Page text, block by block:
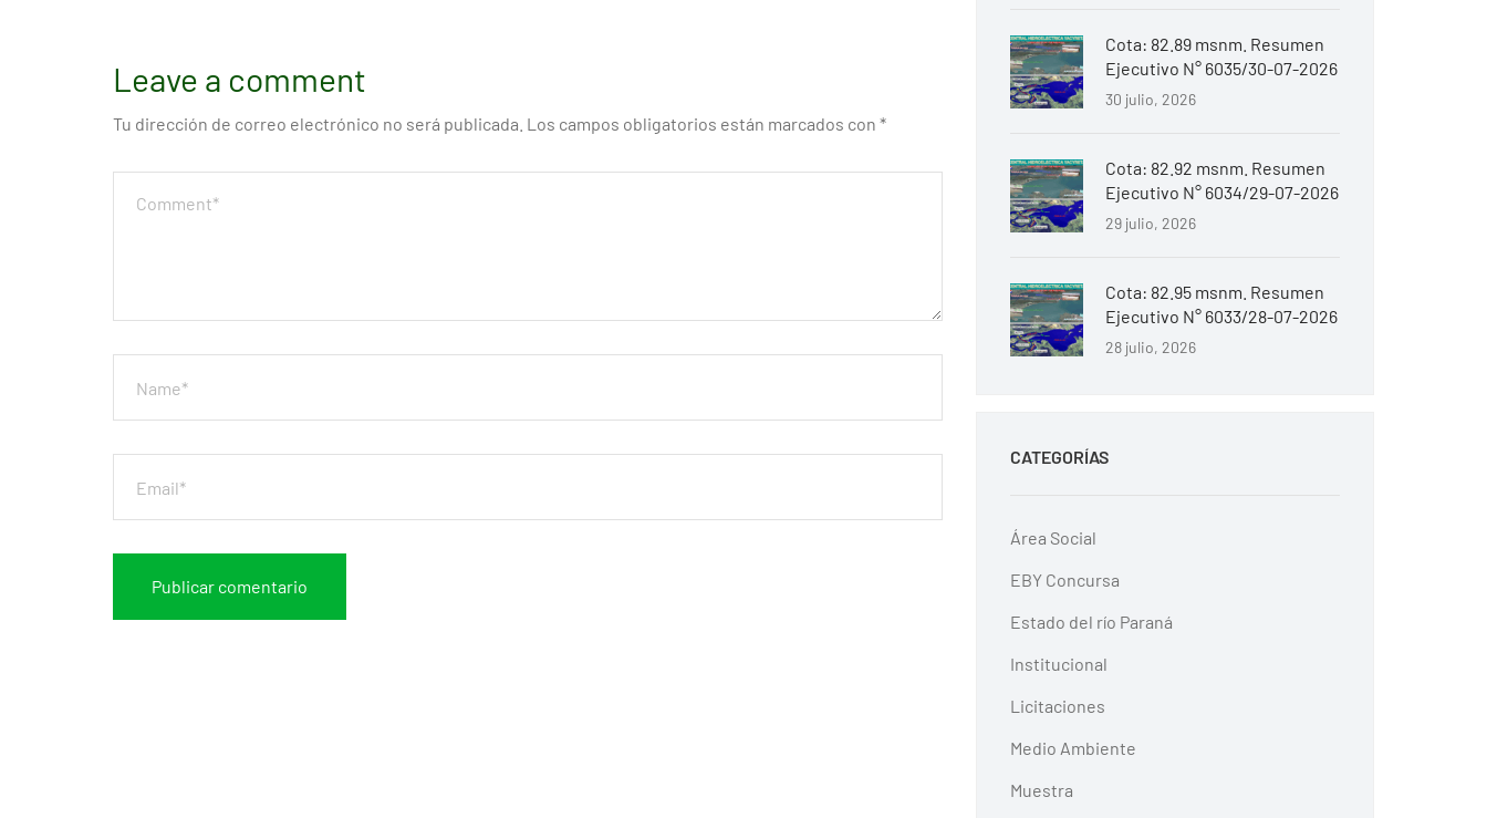
Leave a comment
Tu dirección de correo electrónico no será publicada. Los campos obligatorios están marcados con *
Cota: 82.89 msnm. Resumen
Ejecutivo N° 6035/30-07-2026
30 julio, 2026
Cota: 82.92 msnm. Resumen
Ejecutivo N° 6034/29-07-2026
29 julio, 2026
Cota: 82.95 msnm. Resumen
Ejecutivo N° 6033/28-07-2026
28 julio, 2026
CATEGORÍAS
Área Social
EBY Concursa
Estado del río Paraná
Institucional
Licitaciones
Medio Ambiente
Muestra